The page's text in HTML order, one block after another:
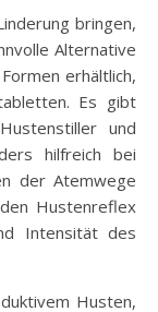
bringen,
Alternative
erhältlich,
Es gibt
und
hilfreich bei
der Atemwege
Hustenreflex
Intensität des
Husten,